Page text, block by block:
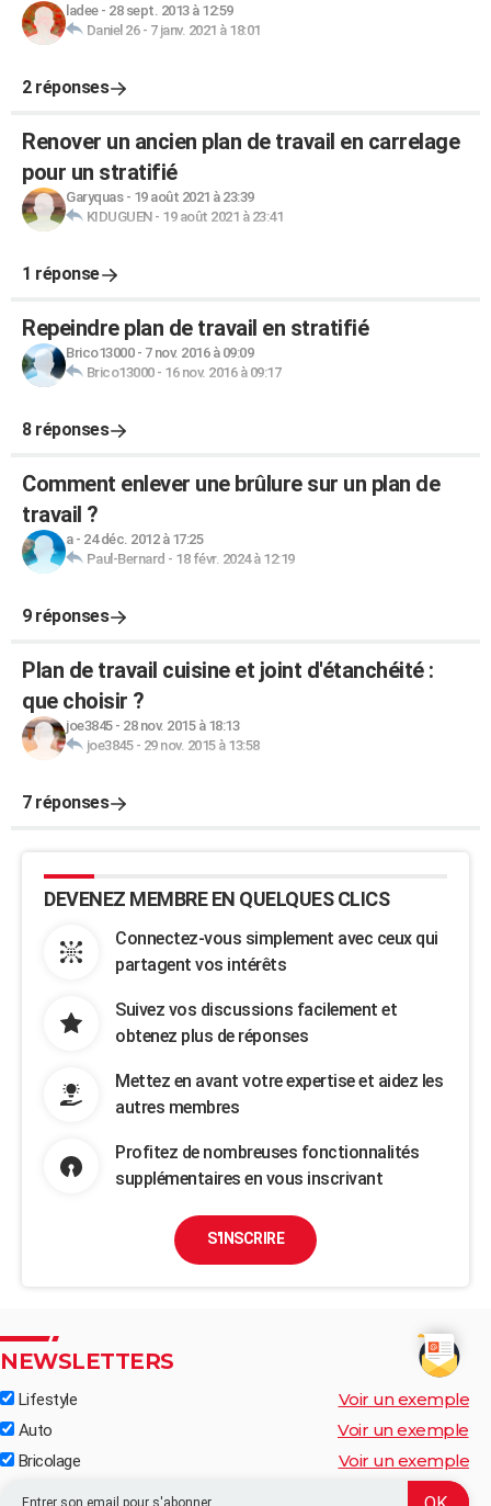
ladee- 28 sept. 2013 à 12:59
Daniel 26- 7 janv. 2021 à 18:01
2 réponses
Renover un ancien plan de travail en carrelage
pour un stratifié
Garyquas- 19 août 2021 à 23:39
KIDUGUEN- 19 août 2021 à 23:41
1 réponse
Repeindre plan de travail en stratifié
Brico13000- 7 nov. 2016 à 09:09
Brico13000- 16 nov. 2016 à 09:17
8 réponses
Comment enlever une brûlure sur un plan de
travail ?
a- 24 déc. 2012 à 17:25
Paul-Bernard - 18 févr. 2024 à 12:19
9 réponses
Plan de travail cuisine et joint d'étanchéité :
que choisir ?
joe3845- 28 nov. 2015 à 18:13
joe3845- 29 nov. 2015 à 13:58
7 réponses
DEVENEZ MEMBRE EN QUELQUES CLICS
Connectez-vous simplement avec ceux qui
partagent vos intérêts
Suivez vos discussions facilement et
obtenez plus de réponses
Mettez en avant votre expertise et aidez les
autres membres
Profitez de nombreuses fonctionnalités
supplémentaires en vous inscrivant
S'INSCRIRE
NEWSLETTERS
Lifestyle Voir un exemple
Auto Voir un exemple
Bricolage Voir un exemple